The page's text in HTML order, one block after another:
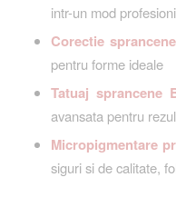
intr-un mod
Corectie
pentru forme ideale
Tatuaj sprancene
avansata pentru
Micropigmentare
siguri si de calitate,